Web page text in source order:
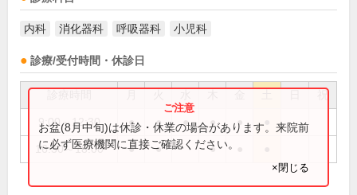
内科 消化器科 呼吸器科 小児科
診療/受付時間・休診日
祝
9:00～12:30 ● ● ● ● ●
16:30～18:00 ● ● ●
お盆(8月中旬)は休診・休業の場合があります。来院前
に必ず医療機関に直接ご確認ください。
×閉じる